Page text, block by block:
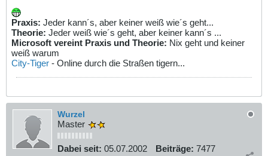
Praxis: Jeder kann´s, aber keiner weiß wie´s geht...
Theorie: Jeder weiß wie´s geht, aber keiner kann´s ...
Microsoft vereint Praxis und Theorie: Nix geht und keiner
weiß warum
City-Tiger - Online durch die Straßen tigern...
Wurzel
Master
Dabei seit: 05.07.2002 Beiträge: 7477